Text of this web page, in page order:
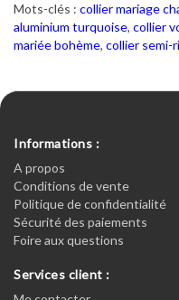
Mots-clés : collier mariage
aluminium turquoise, collier
mariée bohème, collier semi-
Informations :
A propos
Conditions de vente
Politique de confidentialité
Sécurité des paiements
Foire aux questions
Services client :